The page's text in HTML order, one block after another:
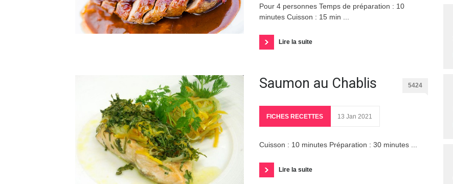
Pour 4 personnes Temps de préparation : 10
minutes Cuisson : 15 min ...
Lire la suite
Saumon au Chablis 5424
FICHES RECETTES 13 Jan 2021
Cuisson : 10 minutes Préparation : 30 minutes ...
Lire la suite